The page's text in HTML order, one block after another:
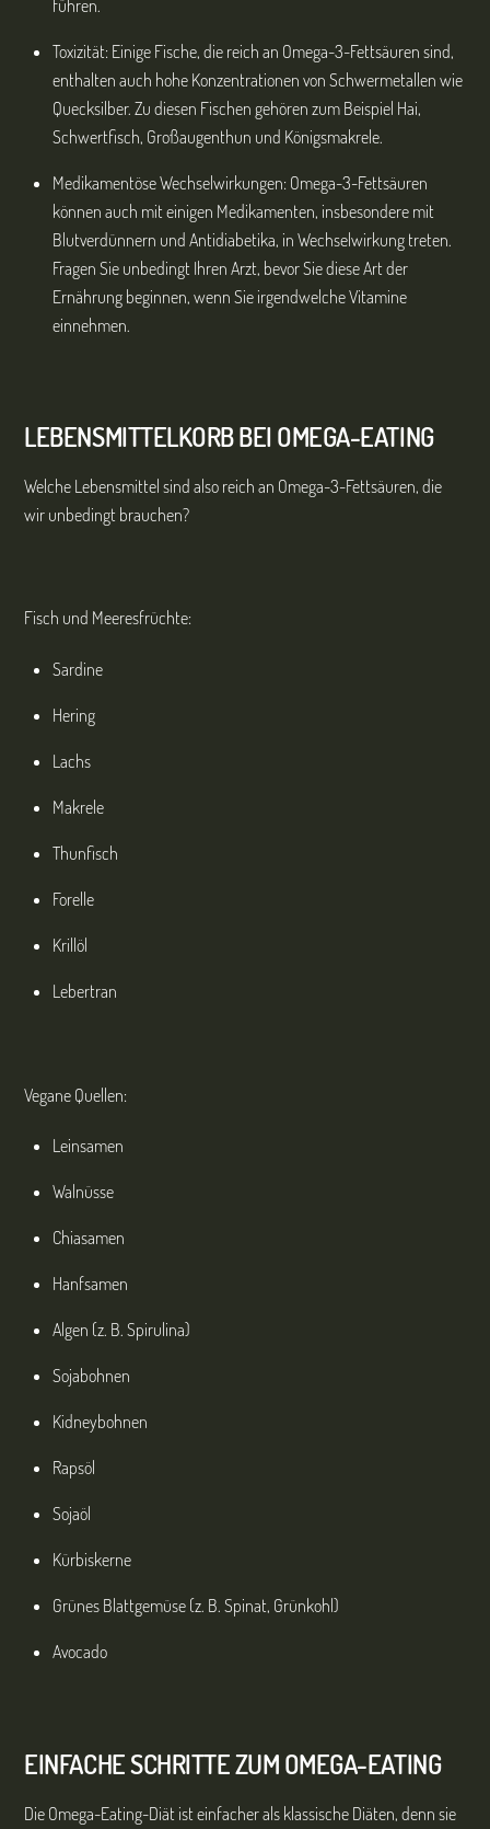
führen.
Toxizität: Einige Fische, die reich an Omega-3-Fettsäuren sind,
enthalten auch hohe Konzentrationen von Schwermetallen wie
Quecksilber. Zu diesen Fischen gehören zum Beispiel Hai,
Schwertfisch, Großaugenthun und Königsmakrele.
Medikamentöse Wechselwirkungen: Omega-3-Fettsäuren
können auch mit einigen Medikamenten, insbesondere mit
Blutverdünnern und Antidiabetika, in Wechselwirkung treten.
Fragen Sie unbedingt Ihren Arzt, bevor Sie diese Art der
Ernährung beginnen, wenn Sie irgendwelche Vitamine
einnehmen.
LEBENSMITTELKORB BEI OMEGA-EATING
Welche Lebensmittel sind also reich an Omega-3-Fettsäuren, die
wir unbedingt brauchen?
Fisch und Meeresfrüchte:
Sardine
Hering
Lachs
Makrele
Thunfisch
Forelle
Krillöl
Lebertran
Vegane Quellen:
Leinsamen
Walnüsse
Chiasamen
Hanfsamen
Algen (z. B. Spirulina)
Sojabohnen
Kidneybohnen
Rapsöl
Sojaöl
Kürbiskerne
Grünes Blattgemüse (z. B. Spinat, Grünkohl)
Avocado
EINFACHE SCHRITTE ZUM OMEGA-EATING
Die Omega-Eating-Diät ist einfacher als klassische Diäten, denn sie